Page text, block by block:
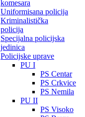
komesara
Uniformisana policija
Kriminalistička
policija
Specijalna policijska
jedinica
Policijske uprave
PU I
PS Centar
PS Crkvice
PS Nemila
PU II
PS Visoko